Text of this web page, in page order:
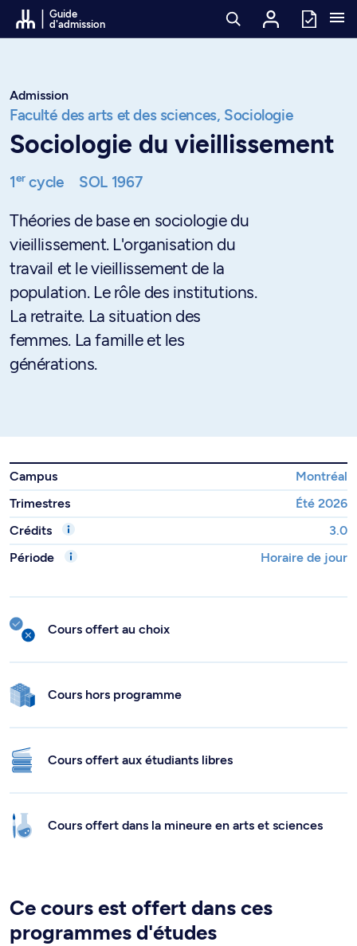
Passer au contenu
Guide
d'admission
Admission
Faculté des arts et des sciences, Sociologie
Sociologie du vieillissement
1ercycle SOL 1967
Théories de base en sociologie du
vieillissement. L'organisation du
travail et le vieillissement de la
population. Le rôle des institutions.
La retraite. La situation des
femmes. La famille et les
générations.
Campus
Montréal
Trimestres
Été 2026
Crédits
3.0
Période
Horaire de jour
Cours offert au choix
Cours hors programme
Cours offert aux étudiants libres
Cours offert dans la mineure en arts et sciences
Ce cours est offert dans ces
programmes d'études